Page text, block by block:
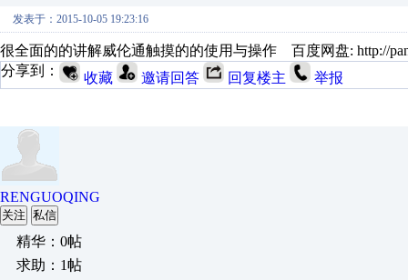
发表于：2015-10-05 19:23:16
很全面的的讲解威伦通触摸的的使用与操作 百度网盘: http://
分享到：
收藏 邀请回答 回复楼主 举报
RENGUOQING
关注 私信
精华：0帖
求助：1帖